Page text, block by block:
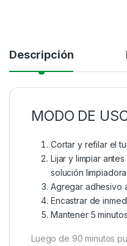
Descripción
MODO DE
Cortar y refilar el
Lijar y limpiar
solución
Agregar adhesivo
Encastrar de
Mantener 5
Luego de 90 minutos